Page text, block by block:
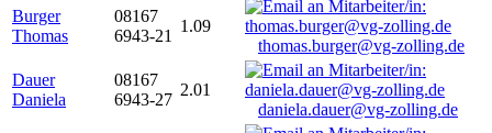
Burger
Thomas
08167
6943-21
1.09
thomas.burger@vg-zolling.de
Dauer
Daniela
08167
6943-27
2.01
daniela.dauer@vg-zolling.de